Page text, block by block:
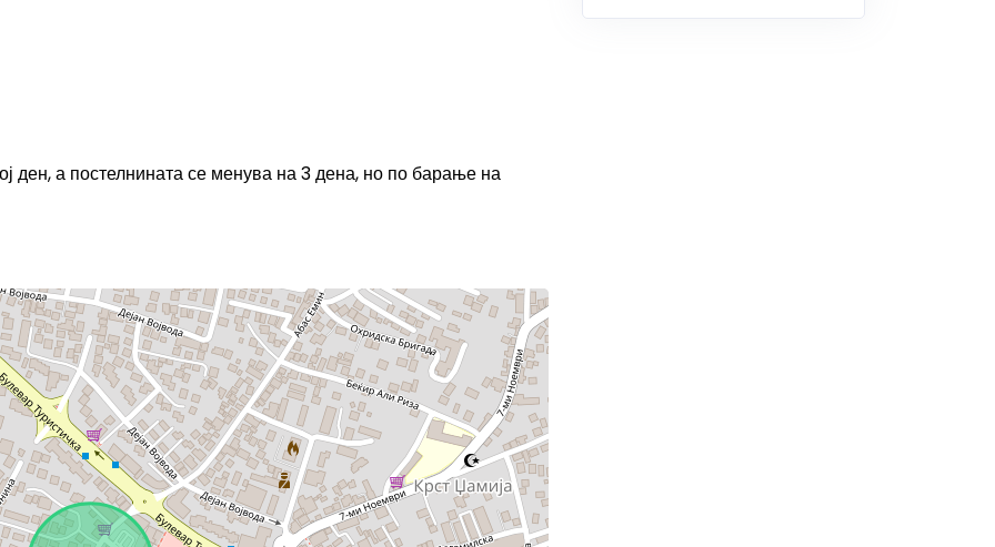
ден, а постелнината се менува на 3 дена, но по барање на